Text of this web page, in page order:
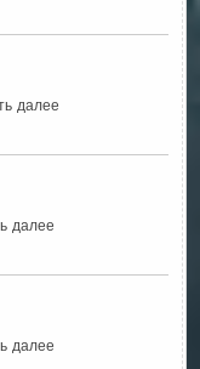
далее
далее
далее